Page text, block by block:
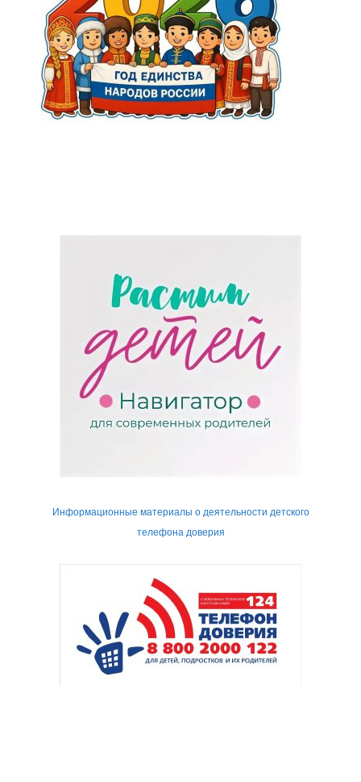
Информационные материалы о деятельности детского
телефона доверия